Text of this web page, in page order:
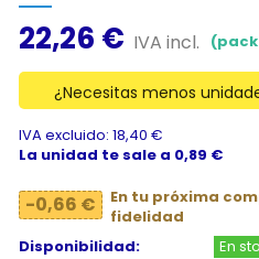
22,26 € IVA incl.
¿Necesitas menos
IVA excluido: 18,40 €
La unidad te sale a 0,89 €
-0,66 €
En tu próxima
fidelidad
Disponibilidad:
En